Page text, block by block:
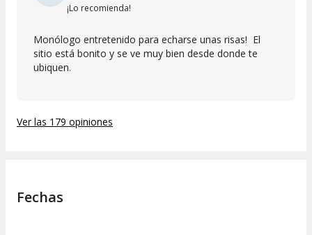
¡Lo recomienda!
Monólogo entretenido para echarse unas risas! El
sitio está bonito y se ve muy bien desde donde te
ubiquen.
Ver las 179 opiniones
Fechas